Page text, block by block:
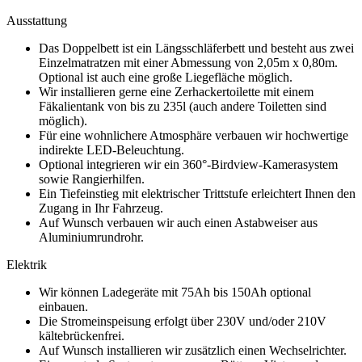
Ausstattung
Das Doppelbett ist ein Längsschläferbett und besteht aus zwei
Einzelmatratzen mit einer Abmessung von 2,05m x 0,80m.
Optional ist auch eine große Liegefläche möglich.
Wir installieren gerne eine Zerhackertoilette mit einem
Fäkalientank von bis zu 235l (auch andere Toiletten sind
möglich).
Für eine wohnlichere Atmosphäre verbauen wir hochwertige
indirekte LED-Beleuchtung.
Optional integrieren wir ein 360°-Birdview-Kamerasystem
sowie Rangierhilfen.
Ein Tiefeinstieg mit elektrischer Trittstufe erleichtert Ihnen den
Zugang in Ihr Fahrzeug.
Auf Wunsch verbauen wir auch einen Astabweiser aus
Aluminiumrundrohr.
Elektrik
Wir können Ladegeräte mit 75Ah bis 150Ah optional
einbauen.
Die Stromeinspeisung erfolgt über 230V und/oder 210V
kältebrückenfrei.
Auf Wunsch installieren wir zusätzlich einen Wechselrichter.